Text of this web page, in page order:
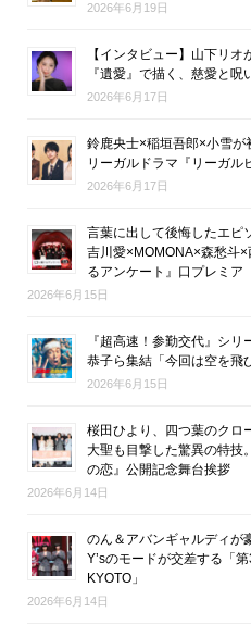
2026年6月19日
【インタビュー】山下リ
『遺愛』で描く、慈愛と
2026年6月17日
鈴鹿央士×稲垣吾郎×小雪
リーガルドラマ『リーガル
2026年6月17日
言葉に出して後悔したエピ
吉川愛×MOMONA×森愁斗
るアンケート』口プレミア
2026年6月15日
『超高速！参勤交代』シ
恭子ら集結「今回は空を飛
2026年6月15日
桜田ひより、四つ葉のクロ
大聖も目撃した驚異の特技
の恋』公開記念舞台挨拶
2026年6月14日
のん＆アバンギャルディが
Y’sのモードが交差する「
KYOTO」
2026年6月14日